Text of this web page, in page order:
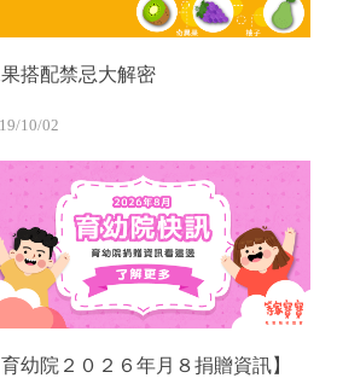
搭配禁忌大解密
10/02
幼院２０２６年月８捐贈資訊】